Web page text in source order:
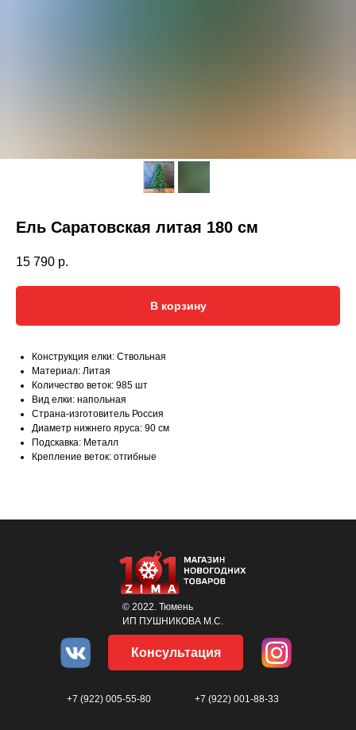
Ель Саратовская литая 180 см
15 790 р.
В корзину
Конструкция елки: Ствольная
Материал: Литая
Количество веток: 985 шт
Вид елки: напольная
Страна-изготовитель Россия
Диаметр нижнего яруса: 90 см
Подскавка: Металл
Крепление веток: отгибные
© 2022. Тюмень
ИП ПУШНИКОВА М.С.
+7 (922) 001-88-33
+7 (922) 005-55-80
Консультация